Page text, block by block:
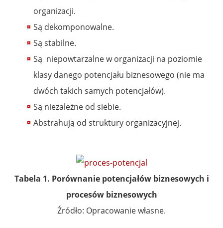
organizacji.
Są dekomponowalne.
Są stabilne.
Są niepowtarzalne w organizacji na poziomie
klasy danego potencjału biznesowego (nie ma
dwóch takich samych potencjałów).
Są niezależne od siebie.
Abstrahują od struktury organizacyjnej.
Tabela 1. Porównanie potencjałów biznesowych i
procesów biznesowych
Źródło: Opracowanie własne.